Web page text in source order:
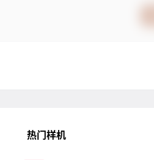
热门样机